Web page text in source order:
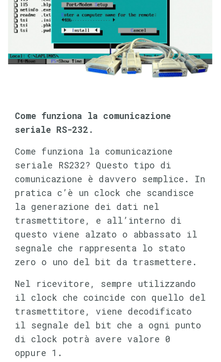
Come funziona la comunicazione
seriale RS-232.
Come funziona la comunicazione
seriale RS232? Questo tipo di
comunicazione è davvero semplice. In
pratica c’è un clock che scandisce
la generazione dei dati nel
trasmettitore, e all’interno di
questo viene alzato o abbassato il
segnale che rappresenta lo stato
zero o uno del bit da trasmettere.
Nel ricevitore, sempre utilizzando
il clock che coincide con quello del
trasmettitore, viene decodificato
il segnale del bit che a ogni punto
di clock potrà avere valore 0
oppure 1.